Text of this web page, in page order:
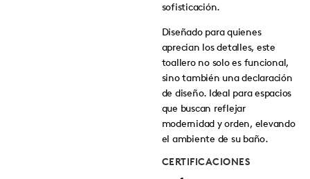
sofisticación.
Diseñado para quienes
aprecian los detalles, este
toallero no solo es funcional,
sino también una declaración
de diseño. Ideal para espacios
que buscan reflejar
modernidad y orden, elevando
el ambiente de su baño.
CERTIFICACIONES